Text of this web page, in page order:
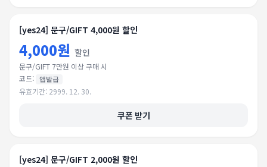
[yes24] 문구/GIFT 4,000원 할인
4,000원 할인
문구/GIFT 7만원 이상 구매 시
코드:
앱발급
유효기간: 2999. 12. 30.
쿠폰 받기
[yes24] 문구/GIFT 2,000원 할인